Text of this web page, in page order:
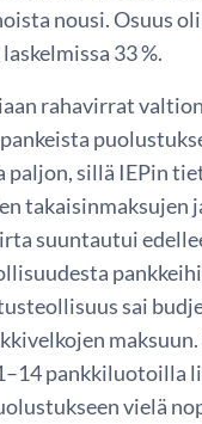
nousi. Osuus
33 %.
rahavirrat
paljon, sillä IEPin
takaisinmaksujen
suuntautui
sai
pankkiluotoilla
vielä